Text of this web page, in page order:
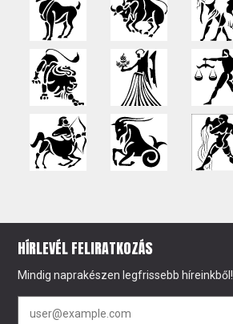
HÍRLEVÉL FELIRATKOZÁS
Mindig naprakészen legfrissebb híreinkből!